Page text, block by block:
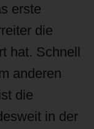
erste
die
hat. Schnell
anderen
die
in der